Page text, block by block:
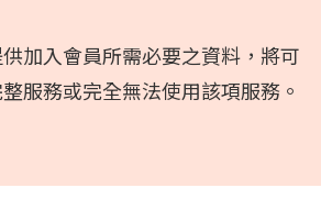
加入會員所需必要之資料，將可
服務或完全無法使用該項服務。